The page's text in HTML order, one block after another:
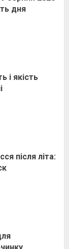
дня
і якість
після літа: